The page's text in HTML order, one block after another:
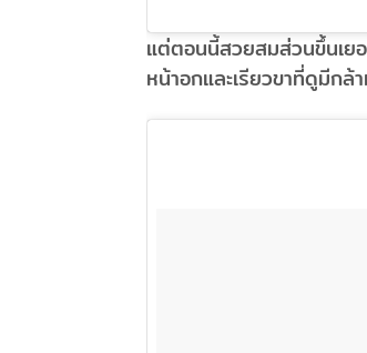
แต่ตอนนี้สวยสมส่วนขึ้นเยอ
หน้าอกและเรียวขาที่ดูมีกล้